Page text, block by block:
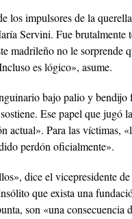
los impulsores de la
Servini. Fue brutalmente
madrileño no le sorprende
es lógico», asume.
bajo palio y
Ese papel que jugó
actual». Para las víctimas,
perdón oficialmente».
dice el vicepresidente
que exista una
son «una consecuencia